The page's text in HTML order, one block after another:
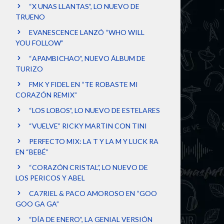
“X UNAS LLANTAS”, LO NUEVO DE
TRUENO
EVANESCENCE LANZÓ “WHO WILL
YOU FOLLOW”
“APAMBICHAO”, NUEVO ÁLBUM DE
TURIZO
FMK Y FIDEL EN “TE ROBASTE MI
CORAZÓN REMIX”
“LOS LOBOS”, LO NUEVO DE ESTELARES
“VUELVE” RICKY MARTIN CON TINI
PERFECTO MIX: LA T Y LA M Y LUCK RA
EN “BEBÉ”
“CORAZÓN CRISTAL”, LO NUEVO DE
LOS PERICOS Y ABEL
CA7RIEL & PACO AMOROSO EN “GOO
GOO GA GA”
“DÍA DE ENERO”, LA GENIAL VERSIÓN